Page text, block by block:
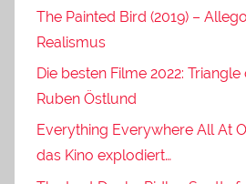
The Painted Bird (2019) –
Realismus
Die besten Filme 2022:
Ruben Östlund
Everything Everywhere All At
das Kino explodiert…